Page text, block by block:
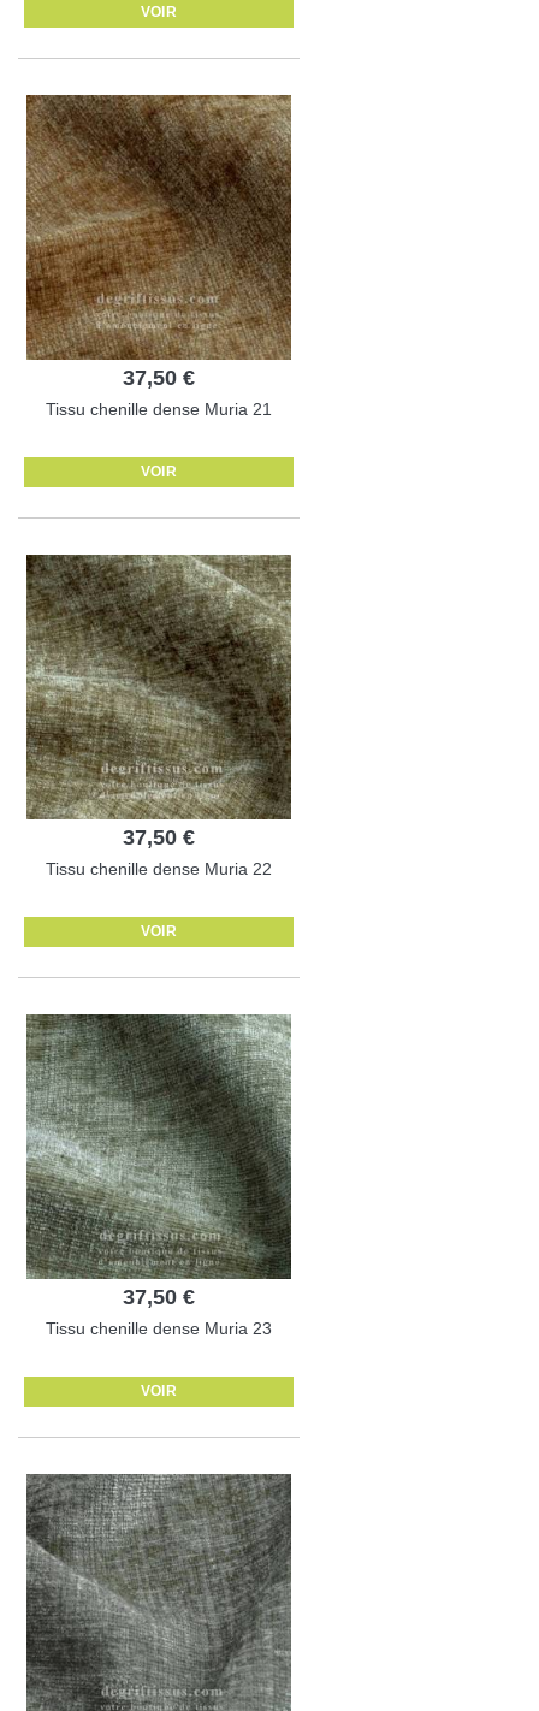
VOIR
37,50 €
Tissu chenille dense Muria 21
VOIR
37,50 €
Tissu chenille dense Muria 22
VOIR
37,50 €
Tissu chenille dense Muria 23
VOIR